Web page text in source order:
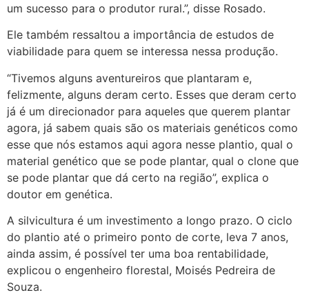
um sucesso para o produtor rural.”, disse Rosado.
Ele também ressaltou a importância de estudos de
viabilidade para quem se interessa nessa produção.
“Tivemos alguns aventureiros que plantaram e,
felizmente, alguns deram certo. Esses que deram certo
já é um direcionador para aqueles que querem plantar
agora, já sabem quais são os materiais genéticos como
esse que nós estamos aqui agora nesse plantio, qual o
material genético que se pode plantar, qual o clone que
se pode plantar que dá certo na região”, explica o
doutor em genética.
A silvicultura é um investimento a longo prazo. O ciclo
do plantio até o primeiro ponto de corte, leva 7 anos,
ainda assim, é possível ter uma boa rentabilidade,
explicou o engenheiro florestal, Moisés Pedreira de
Souza.